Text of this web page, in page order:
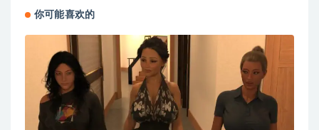
你可能喜欢的